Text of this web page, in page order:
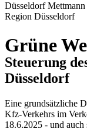
Düsseldorf
Region Düsseldorf
Grüne
Steuerung
Düsseldorf
Eine grundsätzliche
Kfz-Verkehrs im
18.6.2025 - und auch